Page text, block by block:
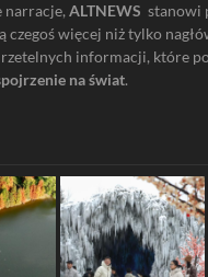
narracje, ALTNEWS stanowi
czegoś więcej niż tylko
informacji, które
na świat.